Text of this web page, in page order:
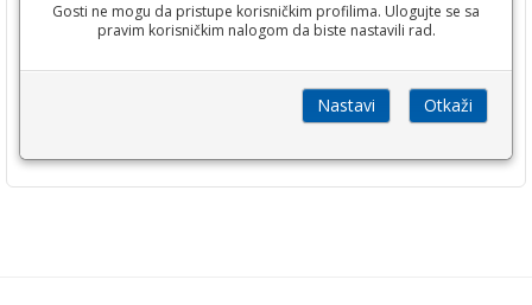
Gosti ne mogu da pristupe korisničkim profilima. Ulogujte se sa
pravim korisničkim nalogom da biste nastavili rad.